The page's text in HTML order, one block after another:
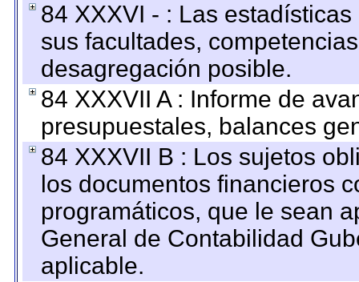
84 XXXVI - : Las
sus facultades,
desagregación posible.
84 XXXVII A : Informe de
presupuestales, balances
84 XXXVII B : Los sujetos
los documentos financieros
programáticos, que le sean
General de Contabilidad
aplicable.